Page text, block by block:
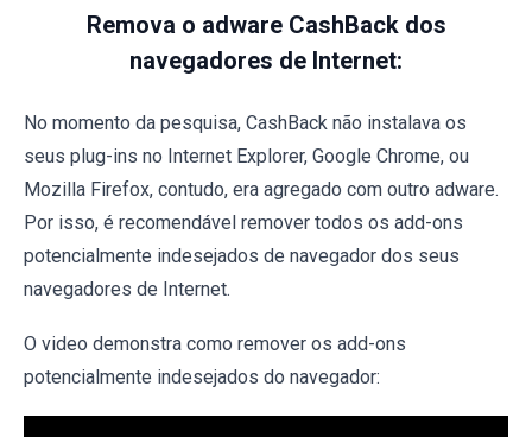
Remova o adware CashBack dos
navegadores de Internet:
No momento da pesquisa, CashBack não instalava os
seus plug-ins no Internet Explorer, Google Chrome, ou
Mozilla Firefox, contudo, era agregado com outro adware.
Por isso, é recomendável remover todos os add-ons
potencialmente indesejados de navegador dos seus
navegadores de Internet.
O video demonstra como remover os add-ons
potencialmente indesejados do navegador: